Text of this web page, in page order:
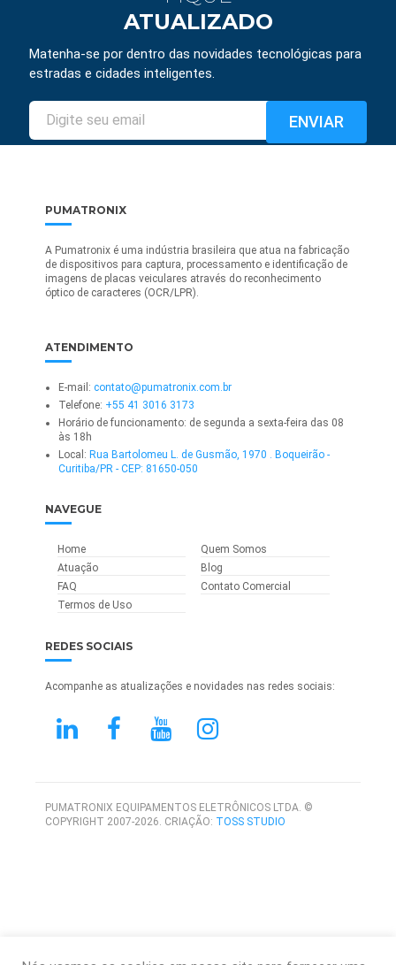
ATUALIZADO
Matenha-se por dentro das novidades tecnológicas para
estradas e cidades inteligentes.
PUMATRONIX
A Pumatronix é uma indústria brasileira que atua na fabricação
de dispositivos para captura, processamento e identificação de
imagens de placas veiculares através do reconhecimento
óptico de caracteres (OCR/LPR).
ATENDIMENTO
E-mail: contato@pumatronix.com.br
Telefone: +55 41 3016 3173
Horário de funcionamento: de segunda a sexta-feira das 08
às 18h
Local: Rua Bartolomeu L. de Gusmão, 1970 . Boqueirão -
Curitiba/PR - CEP: 81650-050
NAVEGUE
Home
Quem Somos
Atuação
Blog
FAQ
Contato Comercial
Termos de Uso
REDES SOCIAIS
Acompanhe as atualizações e novidades nas redes sociais:
PUMATRONIX EQUIPAMENTOS ELETRÔNICOS LTDA. ©
COPYRIGHT 2007-2026. CRIAÇÃO: TOSS STUDIO